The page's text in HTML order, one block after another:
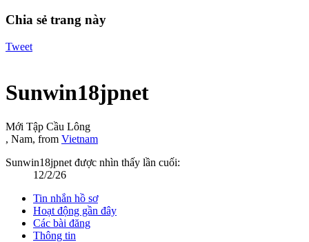
Chia sẻ trang này
Tweet
Sunwin18jpnet
Mới Tập Cầu Lông
, Nam, from Vietnam
Sunwin18jpnet được nhìn thấy lần cuối:
12/2/26
Tin nhắn hồ sơ
Hoạt động gần đây
Các bài đăng
Thông tin